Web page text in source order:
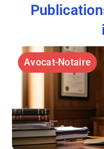
Avocat-Notaire